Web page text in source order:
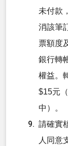
未付款
消該筆
票額度
銀行轉
權益。
$15元
中）。
請確實
人同意